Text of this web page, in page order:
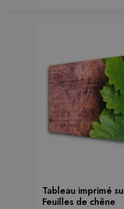
Tableau imprimé
Feuilles de chêne